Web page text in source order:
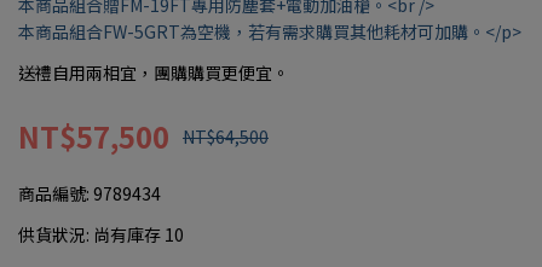
本商品組合FW-5GRT為空機，若有需求購買其他耗材可加購。</p>
送禮自用兩相宜，團購購買更便宜。
NT$57,500 NT$64,500
商品編號: 9789434
供貨狀況: 尚有庫存 10